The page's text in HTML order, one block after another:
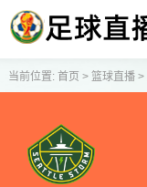
当前位置: 首页 > 篮球直播>